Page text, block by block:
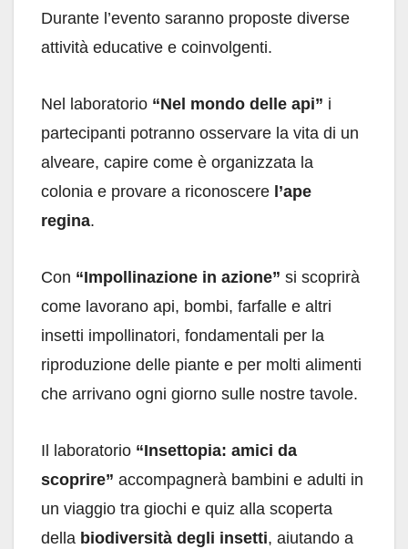
Durante l’evento saranno proposte diverse
attività educative e coinvolgenti.
Nel laboratorio “Nel mondo delle api” i
partecipanti potranno osservare la vita di un
alveare, capire come è organizzata la
colonia e provare a riconoscere l’ape
regina.
Con “Impollinazione in azione” si scoprirà
come lavorano api, bombi, farfalle e altri
insetti impollinatori, fondamentali per la
riproduzione delle piante e per molti alimenti
che arrivano ogni giorno sulle nostre tavole.
Il laboratorio “Insettopia: amici da
scoprire” accompagnerà bambini e adulti in
un viaggio tra giochi e quiz alla scoperta
della biodiversità degli insetti, aiutando a